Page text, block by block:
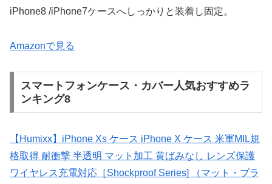
iPhone8 /iPhone7ケースへしっかりと装着し固定。
Amazonで見る
スマートフォンケース・カバー人気おすすめラ
ンキング8
【Humixx】iPhone Xs ケース iPhone X ケース 米軍MIL規
格取得 耐衝撃 半透明 マット加工 黄ばみなし レンズ保護
ワイヤレス充電対応［Shockproof Series] （マット・ブラ